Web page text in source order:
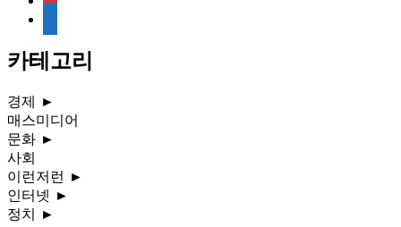
document
카테고리
경제
►
매스미디어
문화 ►
사회
이런저런
►
인터넷 ►
정치
►